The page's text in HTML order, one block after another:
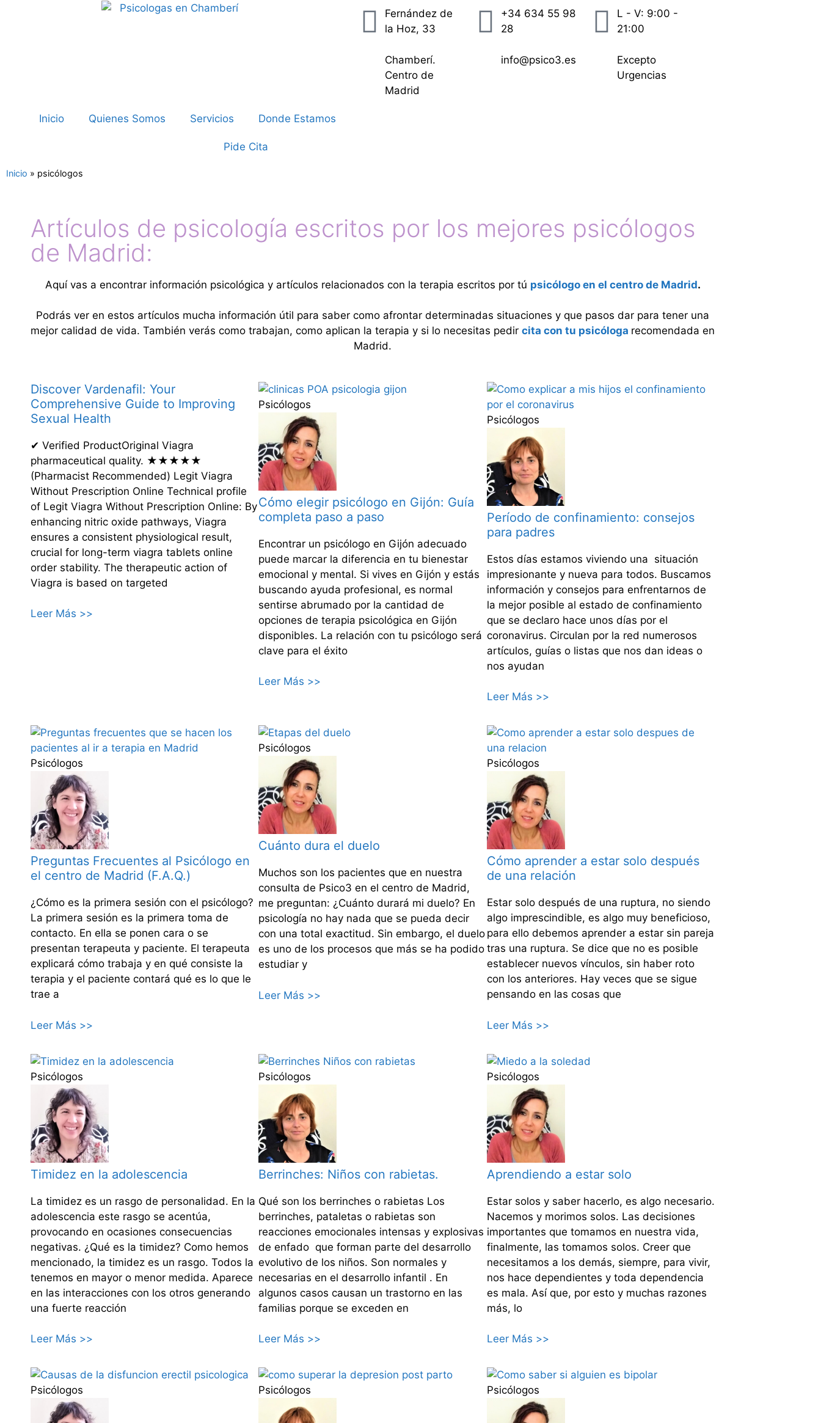
Fernández de
la Hoz, 33
Chamberí.
Centro de
Madrid
+34 634 55 98
28
info@psico3.es
L - V: 9:00 -
21:00
Excepto
Urgencias
Inicio Quienes Somos Servicios Donde Estamos
Pide Cita
Inicio » psicólogos
Artículos de psicología escritos por los mejores psicólogos
de Madrid:
Aquí vas a encontrar información psicológica y artículos relacionados con la terapia escritos por tú psicólogo en el centro de Madrid.
Podrás ver en estos artículos mucha información útil para saber como afrontar determinadas situaciones y que pasos dar para tener una
mejor calidad de vida. También verás como trabajan, como aplican la terapia y si lo necesitas pedir cita con tu psicóloga recomendada en
Madrid.
Discover Vardenafil: Your
Comprehensive Guide to Improving
Sexual Health
✔ Verified ProductOriginal Viagra
pharmaceutical quality. ★★★★★
(Pharmacist Recommended) Legit Viagra
Without Prescription Online Technical profile
of Legit Viagra Without Prescription Online: By
enhancing nitric oxide pathways, Viagra
ensures a consistent physiological result,
crucial for long-term viagra tablets online
order stability. The therapeutic action of
Viagra is based on targeted
Leer Más >>
Psicólogos
Cómo elegir psicólogo en Gijón: Guía
completa paso a paso
Encontrar un psicólogo en Gijón adecuado
puede marcar la diferencia en tu bienestar
emocional y mental. Si vives en Gijón y estás
buscando ayuda profesional, es normal
sentirse abrumado por la cantidad de
opciones de terapia psicológica en Gijón
disponibles. La relación con tu psicólogo será
clave para el éxito
Leer Más >>
Psicólogos
Período de confinamiento: consejos
para padres
Estos días estamos viviendo una situación
impresionante y nueva para todos. Buscamos
información y consejos para enfrentarnos de
la mejor posible al estado de confinamiento
que se declaro hace unos días por el
coronavirus. Circulan por la red numerosos
artículos, guías o listas que nos dan ideas o
nos ayudan
Leer Más >>
Psicólogos
Preguntas Frecuentes al Psicólogo en
el centro de Madrid (F.A.Q.)
¿Cómo es la primera sesión con el psicólogo?
La primera sesión es la primera toma de
contacto. En ella se ponen cara o se
presentan terapeuta y paciente. El terapeuta
explicará cómo trabaja y en qué consiste la
terapia y el paciente contará qué es lo que le
trae a
Leer Más >>
Psicólogos
Cuánto dura el duelo
Muchos son los pacientes que en nuestra
consulta de Psico3 en el centro de Madrid,
me preguntan: ¿Cuánto durará mi duelo? En
psicología no hay nada que se pueda decir
con una total exactitud. Sin embargo, el duelo
es uno de los procesos que más se ha podido
estudiar y
Leer Más >>
Psicólogos
Cómo aprender a estar solo después
de una relación
Estar solo después de una ruptura, no siendo
algo imprescindible, es algo muy beneficioso,
para ello debemos aprender a estar sin pareja
tras una ruptura. Se dice que no es posible
establecer nuevos vínculos, sin haber roto
con los anteriores. Hay veces que se sigue
pensando en las cosas que
Leer Más >>
Psicólogos
Timidez en la adolescencia
La timidez es un rasgo de personalidad. En la
adolescencia este rasgo se acentúa,
provocando en ocasiones consecuencias
negativas. ¿Qué es la timidez? Como hemos
mencionado, la timidez es un rasgo. Todos la
tenemos en mayor o menor medida. Aparece
en las interacciones con los otros generando
una fuerte reacción
Leer Más >>
Psicólogos
Berrinches: Niños con rabietas.
Qué son los berrinches o rabietas Los
berrinches, pataletas o rabietas son
reacciones emocionales intensas y explosivas
de enfado que forman parte del desarrollo
evolutivo de los niños. Son normales y
necesarias en el desarrollo infantil . En
algunos casos causan un trastorno en las
familias porque se exceden en
Leer Más >>
Psicólogos
Aprendiendo a estar solo
Estar solos y saber hacerlo, es algo necesario.
Nacemos y morimos solos. Las decisiones
importantes que tomamos en nuestra vida,
finalmente, las tomamos solos. Creer que
necesitamos a los demás, siempre, para vivir,
nos hace dependientes y toda dependencia
es mala. Así que, por esto y muchas razones
más, lo
Leer Más >>
Psicólogos Psicólogos Psicólogos